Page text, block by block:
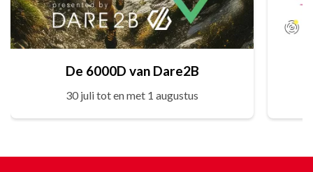
De 6000D van Dare2B
30 juli tot en met 1 augustus